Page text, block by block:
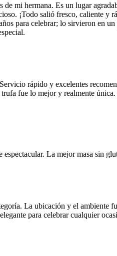
de mi hermana. Es un lugar
¡Todo salió fresco, caliente
para celebrar; lo sirvieron en
rápido y excelentes
fue lo mejor y realmente
La mejor masa sin
La ubicación y el
para celebrar cualquier